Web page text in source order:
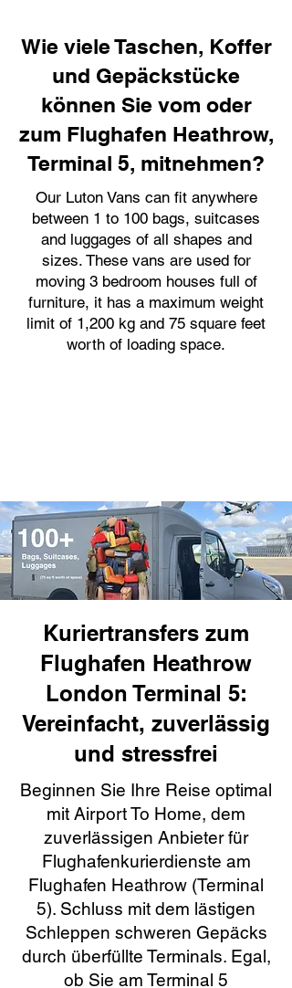
Wie viele Taschen, Koffer
und Gepäckstücke
können Sie vom oder
zum Flughafen Heathrow,
Terminal 5, mitnehmen?
Our Luton Vans can fit anywhere
between 1 to 100 bags, suitcases
and luggages of all shapes and
sizes. These vans are used for
moving 3 bedroom houses full of
furniture, it has a maximum weight
limit of 1,200 kg and 75 square feet
worth of loading space.
Kuriertransfers zum
Flughafen Heathrow
London Terminal 5:
Vereinfacht, zuverlässig
und stressfrei
Beginnen Sie Ihre Reise optimal
mit Airport To Home, dem
zuverlässigen Anbieter für
Flughafenkurierdienste am
Flughafen Heathrow (Terminal
5). Schluss mit dem lästigen
Schleppen schweren Gepäcks
durch überfüllte Terminals. Egal,
ob Sie am Terminal 5